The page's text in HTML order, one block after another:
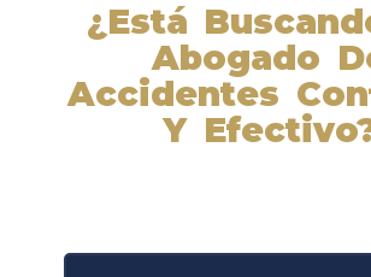
¿Está
Abogado
Accidentes
Y